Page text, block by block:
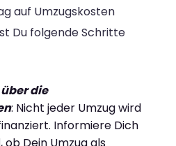
auf Umzugskosten
Du folgende Schritte
die
: Nicht jeder Umzug wird
Informiere Dich